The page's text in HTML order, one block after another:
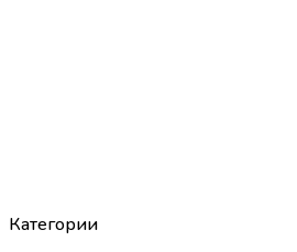
Категории